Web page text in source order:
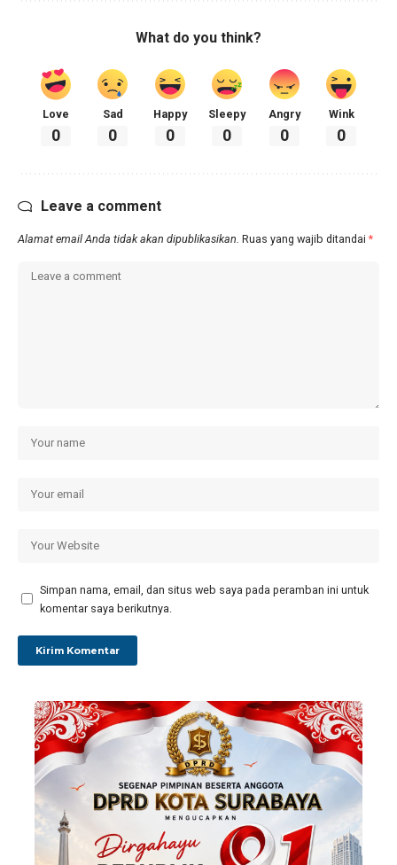
What do you think?
Love
0
Sad
0
Happy
0
Sleepy
0
Angry
0
Wink
0
Leave a comment
Alamat email Anda tidak akan dipublikasikan. Ruas yang wajib ditandai *
Simpan nama, email, dan situs web saya pada peramban ini untuk
komentar saya berikutnya.